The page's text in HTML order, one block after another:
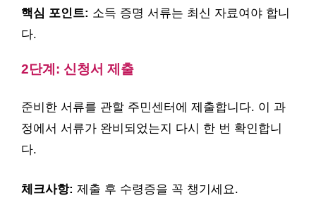
핵심 포인트: 소득 증명 서류는 최신 자료여야 합니
다.
2단계: 신청서 제출
준비한 서류를 관할 주민센터에 제출합니다. 이 과
정에서 서류가 완비되었는지 다시 한 번 확인합니
다.
체크사항: 제출 후 수령증을 꼭 챙기세요.